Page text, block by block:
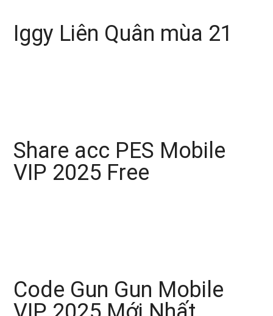
Iggy Liên Quân mùa 21
Share acc PES Mobile
VIP 2025 Free
Code Gun Gun Mobile